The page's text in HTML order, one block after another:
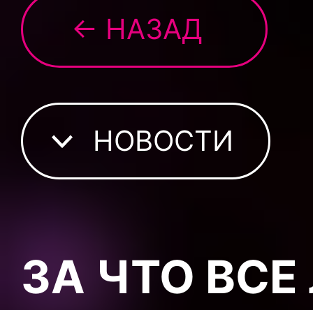
← НАЗАД
НОВОСТИ
ЗА ЧТО ВСЕ